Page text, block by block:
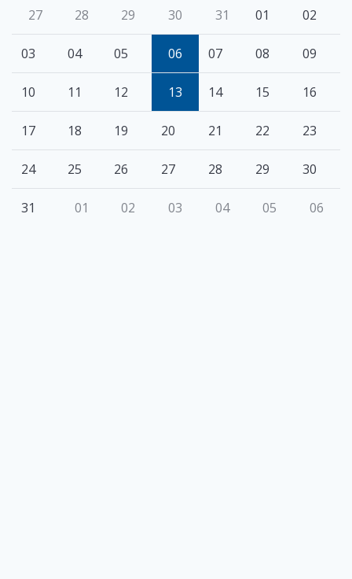
27 28 29 30 31 01 02
03 04 05 06 07 08 09
10 11 12 13 14 15 16
17 18 19 20 21 22 23
24 25 26 27 28 29 30
31 01 02 03 04 05 06